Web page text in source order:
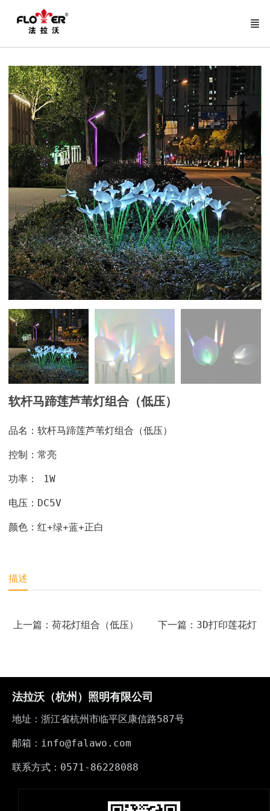
软杆马蹄莲芦苇灯组合（低压）
品名：软杆马蹄莲芦苇灯组合（低压）
控制：常亮
功率： 1W
电压：DC5V
颜色：红+绿+蓝+正白
描述
上一篇：荷花灯组合（低压） 下一篇：3D打印莲花灯
法拉沃（杭州）照明有限公司
地址：浙江省杭州市临平区康信路587号
邮箱：info@falawo.com
联系方式：0571-86228088